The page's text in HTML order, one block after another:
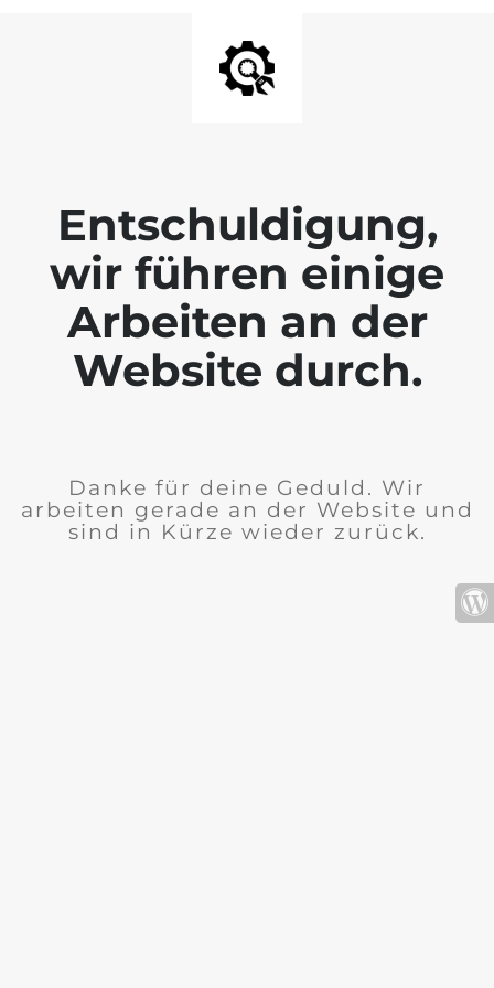
Entschuldigung,
wir führen einige
Arbeiten an der
Website durch.
Danke für deine Geduld. Wir
arbeiten gerade an der Website und
sind in Kürze wieder zurück.